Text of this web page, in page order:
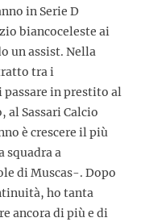
in Serie D
biancoceleste ai
un assist. Nella
tra i
in prestito al
Sassari Calcio
è crescere il più
squadra a
di Muscas-. Dopo
ho tanta
ancora di più e di